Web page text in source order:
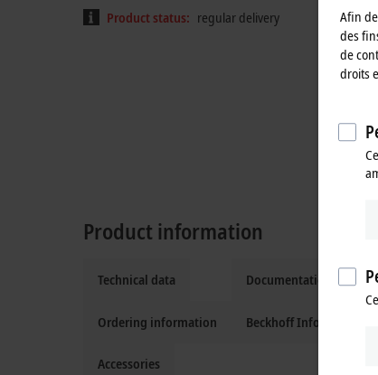
Product status: regular delivery
Product information
Technical data
Ordering information
Accessories
Documentation and
Beckhoff Information
Afin
des
de
droits